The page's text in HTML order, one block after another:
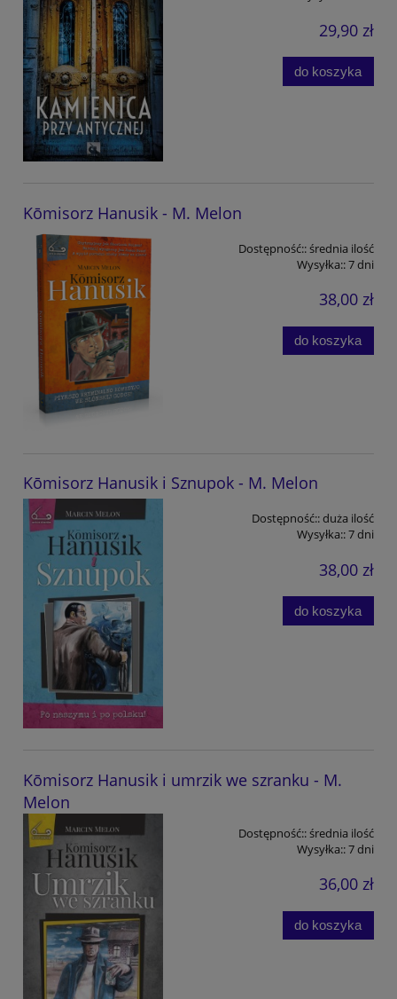
29,90 zł
do koszyka
Kōmisorz Hanusik - M. Melon
Dostępność::średnia ilość
Wysyłka::7 dni
38,00 zł
do koszyka
Kōmisorz Hanusik i Sznupok - M. Melon
Dostępność::duża ilość
Wysyłka::7 dni
38,00 zł
do koszyka
Kōmisorz Hanusik i umrzik we szranku - M.
Melon
Dostępność::średnia ilość
Wysyłka::7 dni
36,00 zł
do koszyka